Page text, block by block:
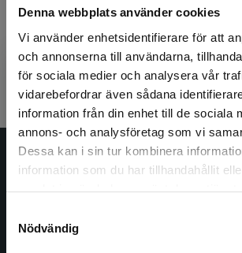
Denna webbplats använder cookies
Vi använder enhetsidentifierare för att
och annonserna till användarna,
för sociala medier och analysera vår
vidarebefordrar även sådana
information från din enhet till de sociala
annons- och analysföretag som vi
Dessa kan i sin tur kombinera
information som du har tillhandahållit
Nödvändig
Begränsad
Det verkar som att du besöker
Sverige. För att kunna slutföra ett
Livia. Mårten skriver både
skojigt och Johann...
del 4 av 4
Nypon och Vilja
och öppnar dörren till nya världar och